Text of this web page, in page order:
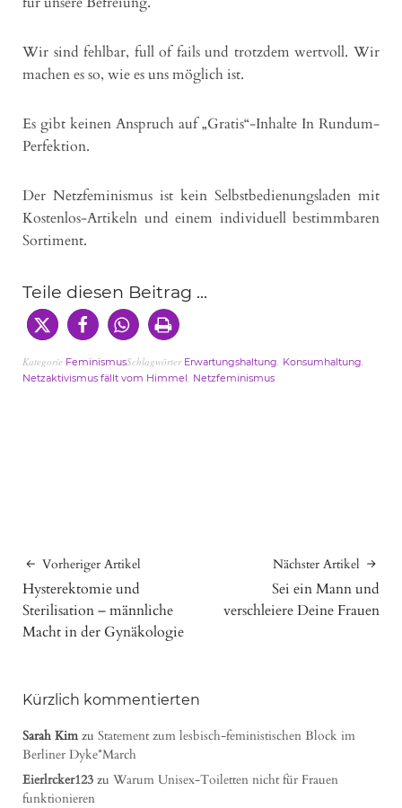
Wir sind fehlbar, full of fails und trotzdem wertvoll. Wir
machen es so, wie es uns möglich ist.
Es gibt keinen Anspruch auf „Gratis“-Inhalte In Rundum-
Perfektion.
Der Netzfeminismus ist kein Selbstbedienungsladen mit
Kostenlos-Artikeln und einem individuell bestimmbaren
Sortiment.
Teile diesen Beitrag ...
Kategorie FeminismusSchlagwörter Erwartungshaltung Konsumhaltung
Netzaktivismus fällt vom Himmel Netzfeminismus
Vorheriger Artikel
Hysterektomie und
Sterilisation – männliche
Macht in der Gynäkologie
Nächster Artikel
Sei ein Mann und
verschleiere Deine Frauen
Kürzlich kommentierten
Sarah Kimzu Statement zum lesbisch-feministischen Block im
Berliner Dyke*March
Eierlrcker123 zu Warum Unisex-Toiletten nicht für Frauen
funktionieren